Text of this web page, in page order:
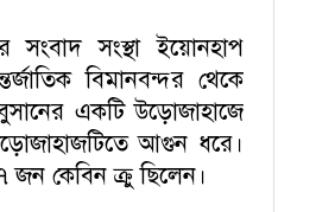
সংবাদ সংস্থা ইয়োনহাপ
বিমানবন্দর থেকে
একটি উড়োজাহাজে
আগুন ধরে।
কেবিন ক্রু ছিলেন।